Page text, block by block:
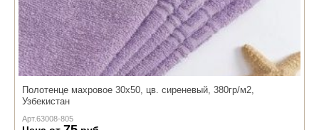
Полотенце махровое 30х50, цв. сиреневый, 380гр/м2,
Узбекистан
Арт.63008-805